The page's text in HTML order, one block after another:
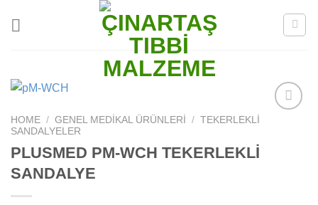
HOME / GENEL MEDIKAL ÜRÜNLERI / TEKERLEKLI
SANDALYELER
PLUSMED PM-WCH TEKERLEKLİ
SANDALYE